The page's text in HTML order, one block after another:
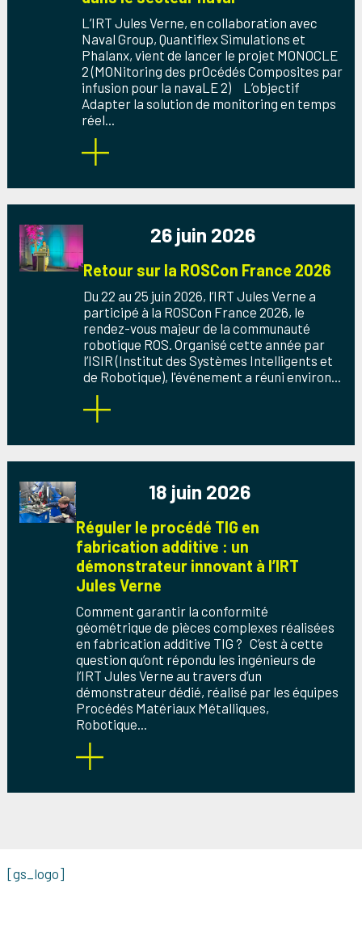
L’IRT Jules Verne, en collaboration avec
Naval Group, Quantiflex Simulations et
Phalanx, vient de lancer le projet MONOCLE
2 (MONitoring des prOcédés Composites par
infusion pour la navaLE 2) L’objectif
Adapter la solution de monitoring en temps
réel...
26 juin 2026
Retour sur la ROSCon France 2026
Du 22 au 25 juin 2026, l’IRT Jules Verne a
participé à la ROSCon France 2026, le
rendez-vous majeur de la communauté
robotique ROS. Organisé cette année par
l’ISIR (Institut des Systèmes Intelligents et
de Robotique), l'événement a réuni environ...
18 juin 2026
Réguler le procédé TIG en
fabrication additive : un
démonstrateur innovant à l’IRT
Jules Verne
Comment garantir la conformité
géométrique de pièces complexes réalisées
en fabrication additive TIG ? C’est à cette
question qu’ont répondu les ingénieurs de
l’IRT Jules Verne au travers d’un
démonstrateur dédié, réalisé par les équipes
Procédés Matériaux Métalliques,
Robotique...
[gs_logo]